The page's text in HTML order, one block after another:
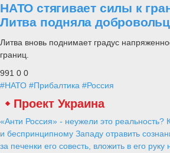
НАТО стягивает силы к
Литва подняла
Литва вновь поднимает градус
границ.
991 0 0
#НАТО #Прибалтика #Россия
Проект Украина
«Анти Россия» - неужели это реальность?
и беспринципному Западу отравить
за печенки его совесть, вложить в его